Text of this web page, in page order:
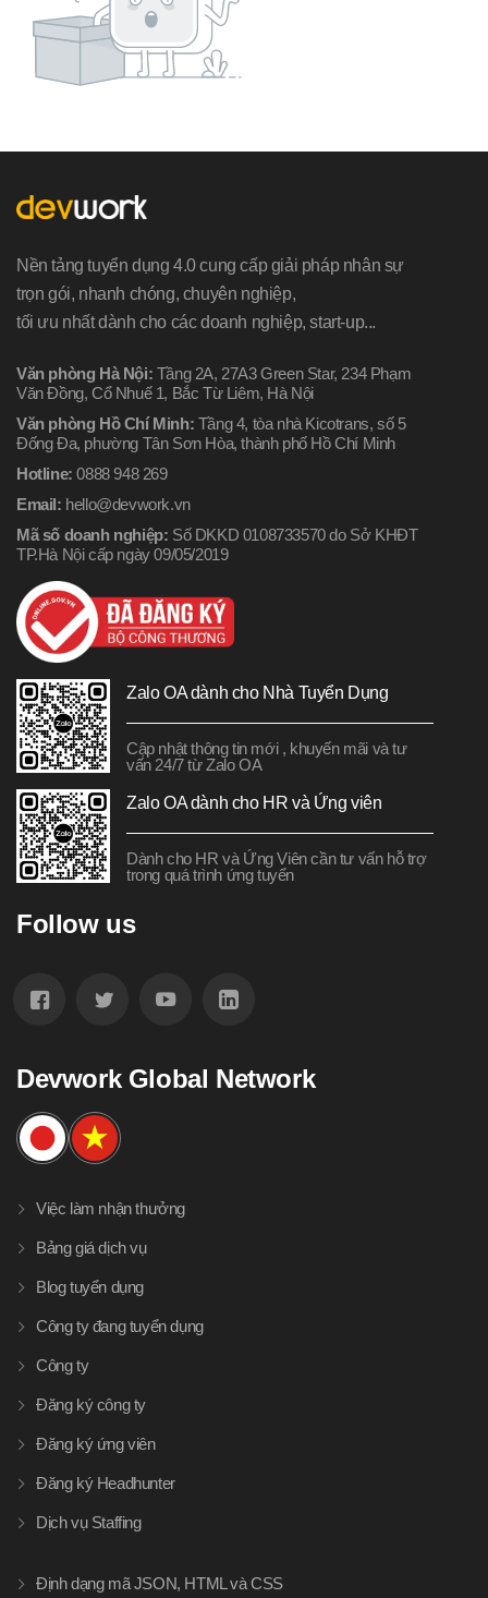
Nền tảng tuyển dụng 4.0 cung cấp giải pháp nhân sự
trọn gói, nhanh chóng, chuyên nghiệp,
tối ưu nhất dành cho các doanh nghiệp, start-up...
Văn phòng Hà Nội: Tầng 2A, 27A3 Green Star, 234 Phạm
Văn Đồng, Cổ Nhuế 1, Bắc Từ Liêm, Hà Nội
Văn phòng Hồ Chí Minh: Tầng 4, tòa nhà Kicotrans, số 5
Đống Đa, phường Tân Sơn Hòa, thành phố Hồ Chí Minh
Hotline: 0888 948 269
Email: hello@devwork.vn
Mã số doanh nghiệp: Số DKKD 0108733570 do Sở KHĐT
TP.Hà Nội cấp ngày 09/05/2019
Zalo OA dành cho Nhà Tuyển Dụng
Cập nhật thông tin mới , khuyến mãi và tư
vấn 24/7 từ Zalo OA
Zalo OA dành cho HR và Ứng viên
Dành cho HR và Ứng Viên cần tư vấn hỗ trợ
trong quá trình ứng tuyển
Follow us
Devwork Global Network
Việc làm nhận thưởng
Bảng giá dịch vụ
Blog tuyển dụng
Công ty đang tuyển dụng
Công ty
Đăng ký công ty
Đăng ký ứng viên
Đăng ký Headhunter
Dịch vụ Staffing
Định dạng mã JSON, HTML và CSS